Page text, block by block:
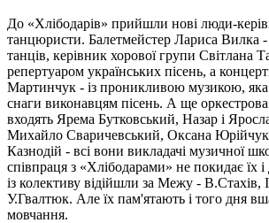
До «Хлібодарів» прийшли нові люди-
танцюристи. Балетмейстер Лариса Вилка
танців, керівник хорової групи Світлана
репертуаром українських пісень, а
Мартинчук - із проникливою музикою, яка
снаги виконавцям пісень. А ще оркестрова
входять Ярема Бутковський, Назар і
Михайло Сваричевський, Оксана
Казнодій - всі вони викладачі музичної
співпраця з «Хлібодарами» не покидає їх
із колективу відійшли за Межу - В.Стахів,
У.Гвалтюк. Але їх пам'ятають і того дня
мовчання.